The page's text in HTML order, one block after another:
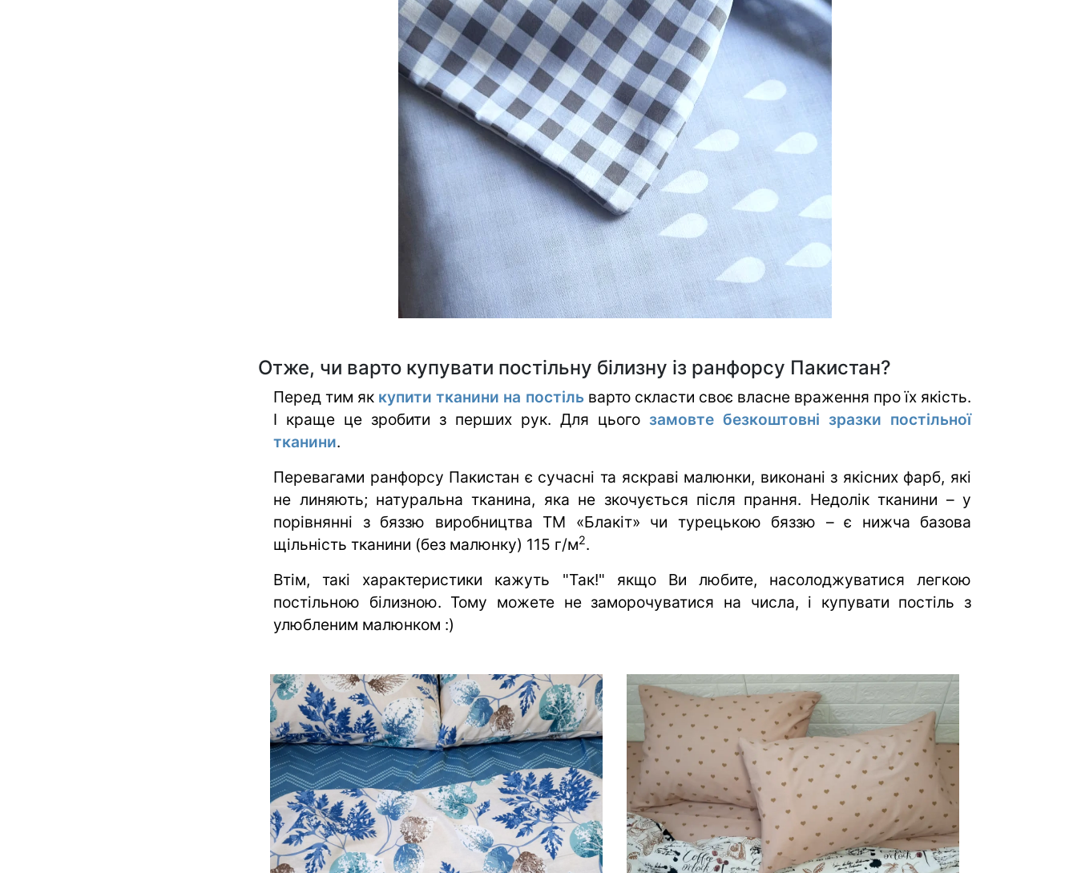
Отже, чи варто купувати постільну білизну із ранфорсу Пакистан?
Перед тим як купити тканини на постільварто скласти своє власне враження про їх якість.
І краще це зробити з перших рук. Для цьогозамовте безкоштовні зразки постільної
тканини.
Перевагами ранфорсу Пакистан є сучасні та яскраві малюнки, виконані з якісних фарб, які
не линяють; натуральна тканина, яка не зкочується після прання. Недолік тканини – у
порівнянні з бяззю виробництва ТМ «Блакіт» чи турецькою бяззю – є нижча базова
щільність тканини (без малюнку) 115 г/м2.
Втім, такі характеристики кажуть "Так!" якщо Ви любите, насолоджуватися легкою
постільною білизною. Тому можете не заморочуватися на числа, і купувати постіль з
улюбленим малюнком :)